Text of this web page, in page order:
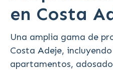
en Costa
Una amplia gama de
Costa Adeje,
apartamentos,